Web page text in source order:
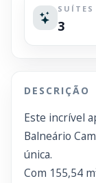
SUÍTES
3
DESCRIÇÃO
Este incrível
Balneário
única.
Com 155,54